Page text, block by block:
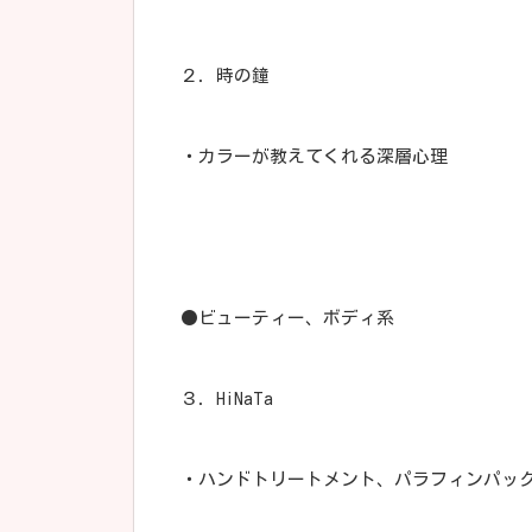
２．時の鐘
・カラーが教えてくれる深層心理
●ビューティー、ボディ系
３．HiNaTa
・ハンドトリートメント、パラフィンパッ